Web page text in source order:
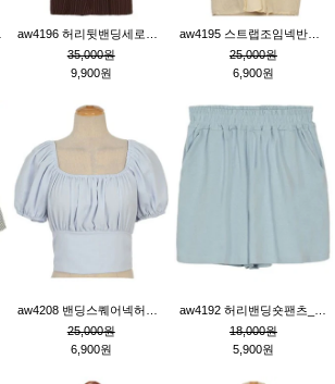
35,000원
9,900원
25,000원
6,900원
25,000원
6,900원
18,000원
5,900원